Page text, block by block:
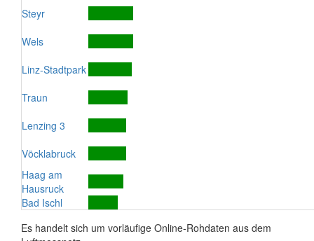
Steyr
Wels
Linz-Stadtpark
Traun
Lenzing 3
Vöcklabruck
Haag am
Hausruck
Bad Ischl
Es handelt sich um vorläufige Online-Rohdaten aus dem